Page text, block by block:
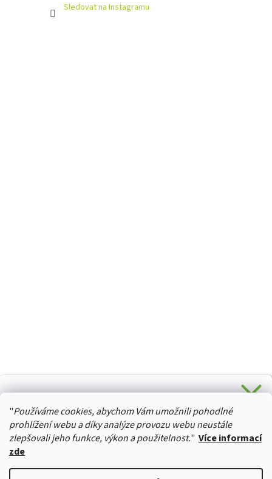
"Používáme cookies, abychom Vám umožnili pohodlné
prohlížení webu a díky analýze provozu webu neustále
zlepšovali jeho funkce, výkon a použitelnost." Více informací
zde
Sledovat na Instagramu
HURTTA-COLLECTION.CZ
Stačí se přihlásit k odběru novinek z našeho obchodu a je
Vaše :)
Ano, chci se přihlásit